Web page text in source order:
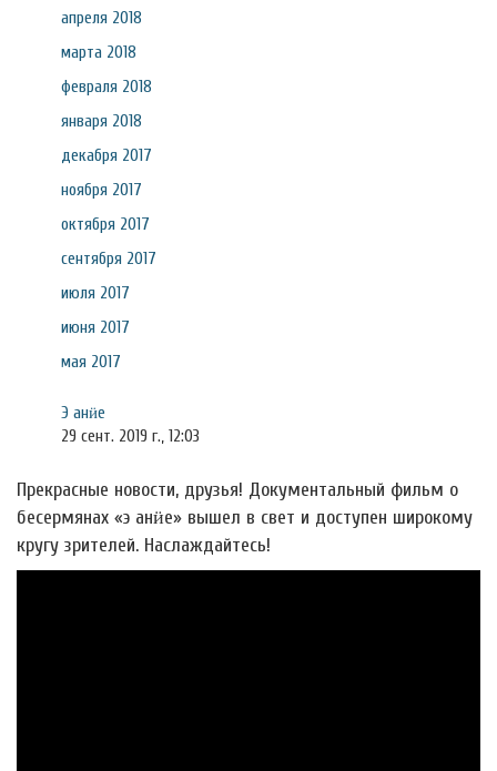
апреля 2018
марта 2018
февраля 2018
января 2018
декабря 2017
ноября 2017
октября 2017
сентября 2017
июля 2017
июня 2017
мая 2017
Э анӥе
29 сент. 2019 г., 12:03
Прекрасные новости, друзья! Документальный фильм о
бесермянах «э анӥе» вышел в свет и доступен широкому
кругу зрителей. Наслаждайтесь!